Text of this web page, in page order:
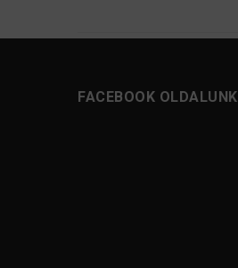
FACEBOOK OLDALUNK